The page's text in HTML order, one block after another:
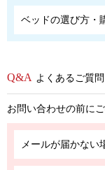
ベッドの選び方・
よくあるご質問
お問い合わせの前に
メールが届かない